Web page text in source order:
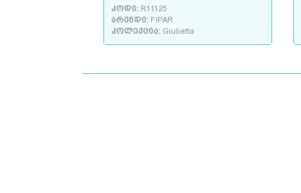
კოდი: R11125
ბრენდი: FIPAR
კოლექცია: Giulietta